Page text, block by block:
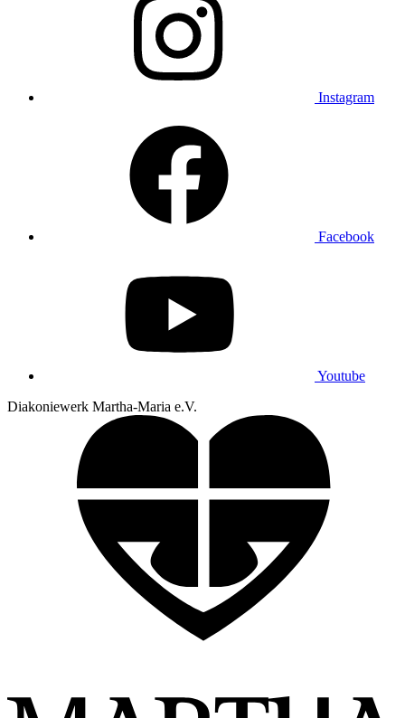
Instagram
Facebook
Youtube
Diakoniewerk Martha-Maria e.V.